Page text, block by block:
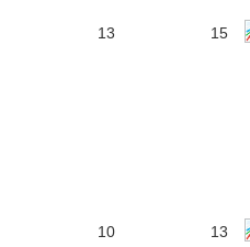
13 15
10 13